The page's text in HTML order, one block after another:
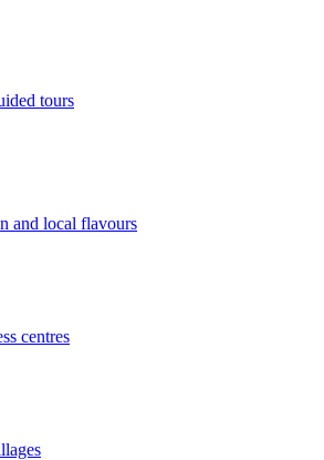
tours
and local flavours
centres